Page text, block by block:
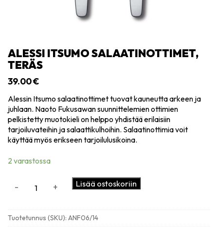
ALESSI ITSUMO SALAATINOTTIMET,
TERÄS
39.00€
Alessin Itsumo salaatinottimet tuovat kauneutta arkeen ja
juhlaan. Naoto Fukusawan suunnittelemien ottimien
pelkistetty muotokieli on helppo yhdistää erilaisiin
tarjoiluvateihin ja salaattikulhoihin. Salaatinottimia voit
käyttää myös erikseen tarjoilulusikoina.
2 varastossa
määrä
- + Lisää ostoskoriin
Tuotetunnus (SKU): ANF06/14